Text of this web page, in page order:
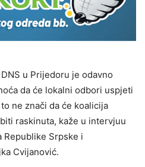
u Prijedoru je odavno
da će lokalni odbori uspjeti
ne znači da će koalicija
raskinuta, kaže u intervjuu
Republike Srpske i
Cvijanović.